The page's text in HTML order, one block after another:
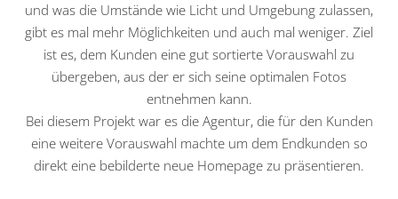
und was die Umstände wie Licht und Umgebung zulassen,
gibt es mal mehr Möglichkeiten und auch mal weniger. Ziel
ist es, dem Kunden eine gut sortierte Vorauswahl zu
übergeben, aus der er sich seine optimalen Fotos
entnehmen kann.
Bei diesem Projekt war es die Agentur, die für den Kunden
eine weitere Vorauswahl machte um dem Endkunden so
direkt eine bebilderte neue Homepage zu präsentieren.